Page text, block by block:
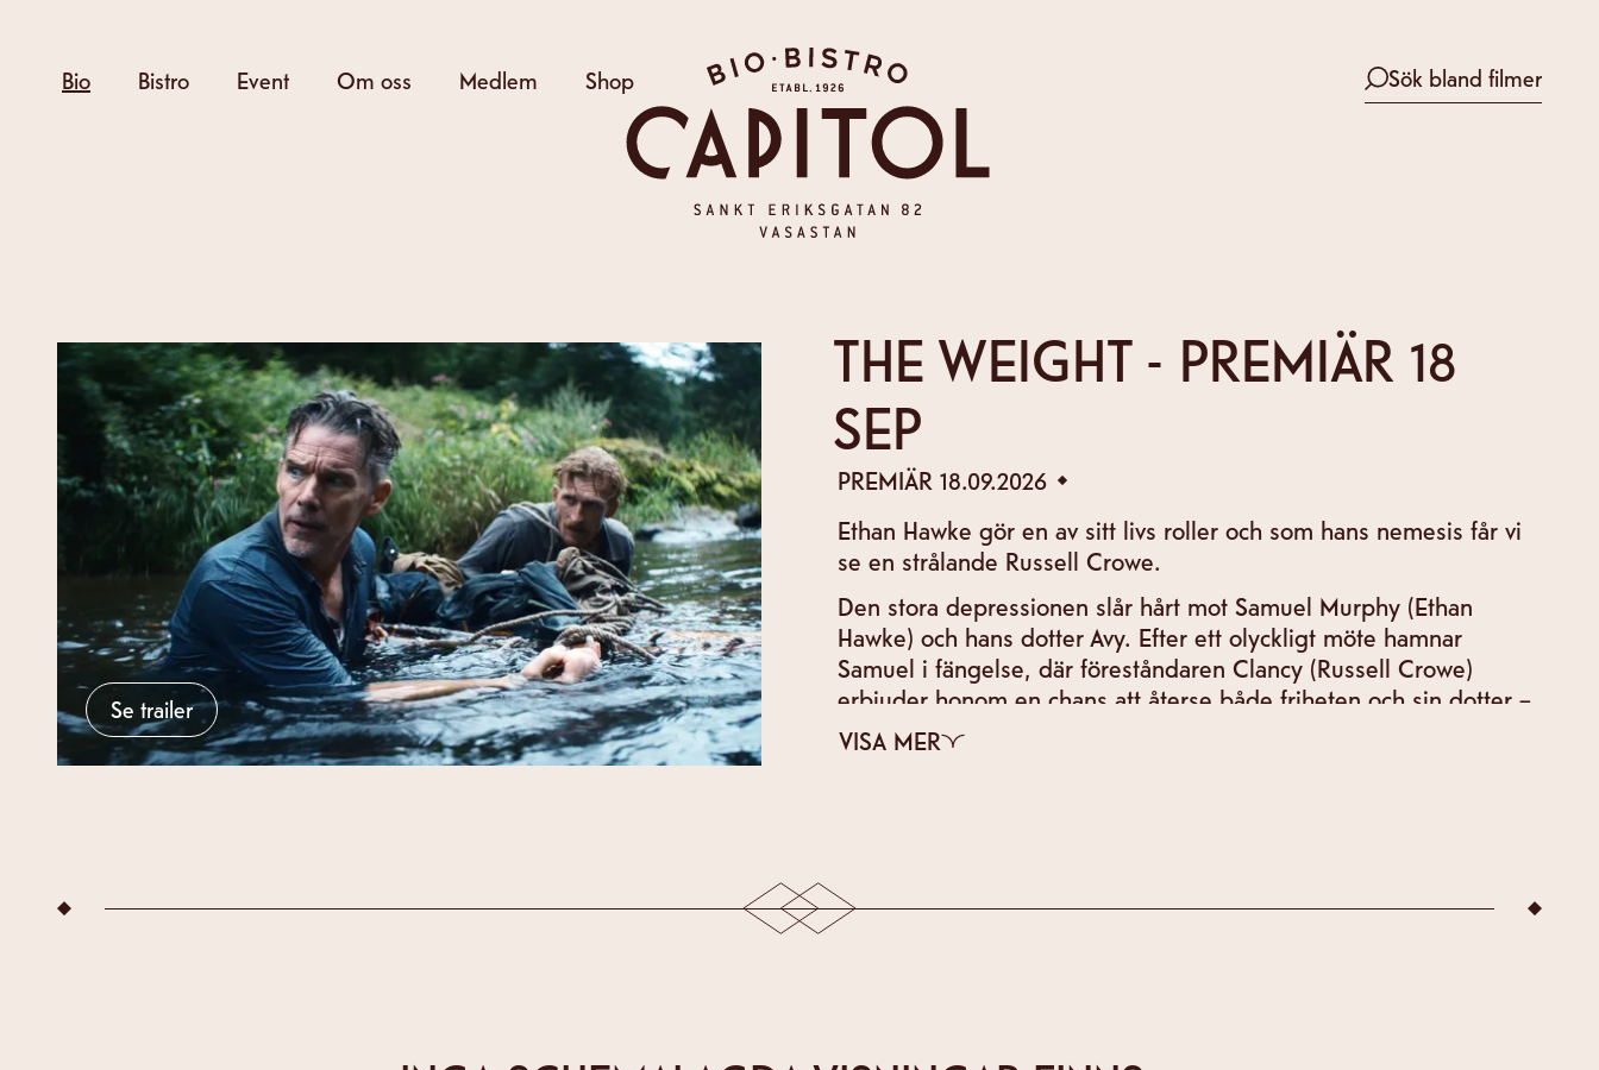
tillBio Bistro Event Om oss Medlem Shop
Bio Capitol
Sök bland filmer
Se trailer
THE WEIGHT - PREMIÄR 18
SEP
PREMIÄR 18.09.2026
Ethan Hawke gör en av sitt livs roller och som hans nemesis får vi
se en strålande Russell Crowe.
Den stora depressionen slår hårt mot Samuel Murphy (Ethan
Hawke) och hans dotter Avy. Efter ett olyckligt möte hamnar
Samuel i fängelse, där föreståndaren Clancy (Russell Crowe)
erbjuder honom en chans att återse både friheten och sin dotter –
om han genomför ett livsfarligt uppdrag genom Oregons
skoningslösa vildmark. The Weight är en äventyrlig
VISA MER